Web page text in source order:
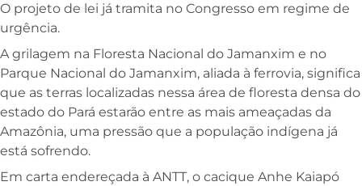
O projeto de lei já tramita no Congresso em regime de
urgência.
A grilagem na Floresta Nacional do Jamanxim e no
Parque Nacional do Jamanxim, aliada à ferrovia, significa
que as terras localizadas nessa área de floresta densa do
estado do Pará estarão entre as mais ameaçadas da
Amazônia, uma pressão que a população indígena já
está sofrendo.
Em carta endereçada à ANTT, o cacique Anhe Kaiapó